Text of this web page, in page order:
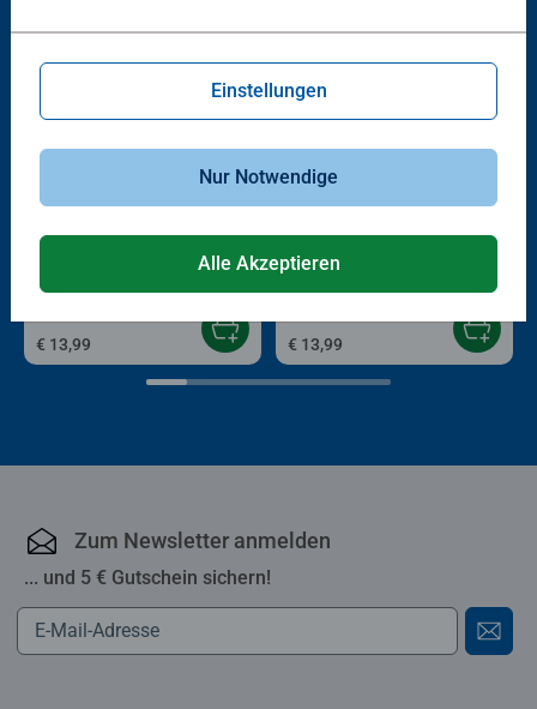
Die Zauberfahrt
€ 13,99
Liebe liegt in der Luft
€ 13,99
Zum Newsletter anmelden
... und 5 € Gutschein sichern!
Einstellungen
Nur Notwendige
Alle Akzeptieren